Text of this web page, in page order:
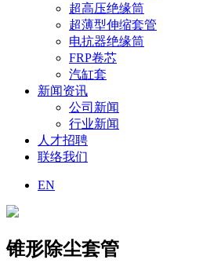
超高压绝缘筒
超薄型伸缩套管
电抗器绝缘筒
FRP卷芯
汽缸套
新闻资讯
公司新闻
行业新闻
人才招聘
联络我们
EN
锥形除尘套管